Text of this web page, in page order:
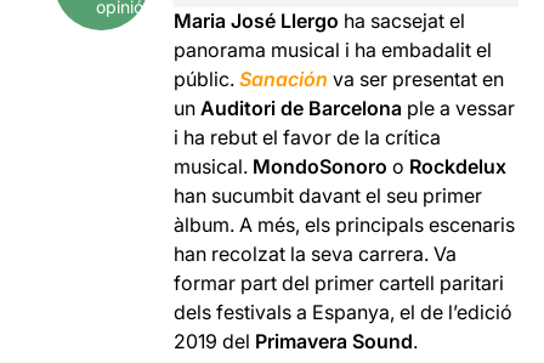
opinió
Maria José Llergo ha sacsejat el
panorama musical i ha embadalit el
públic.Sanaciónva ser presentat en
un Auditori de Barcelona ple a vessar
i ha rebut el favor de la crítica
musical. MondoSonoro o Rockdelux
han sucumbit davant el seu primer
àlbum. A més, els principals escenaris
han recolzat la seva carrera. Va
formar part del primer cartell paritari
dels festivals a Espanya, el de l’edició
2019 del Primavera Sound.